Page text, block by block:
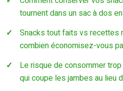
tournent dans un sac à dos
Snacks tout faits vs recettes
combien économisez-vous
Le risque de consommer
qui coupe les jambes au lieu